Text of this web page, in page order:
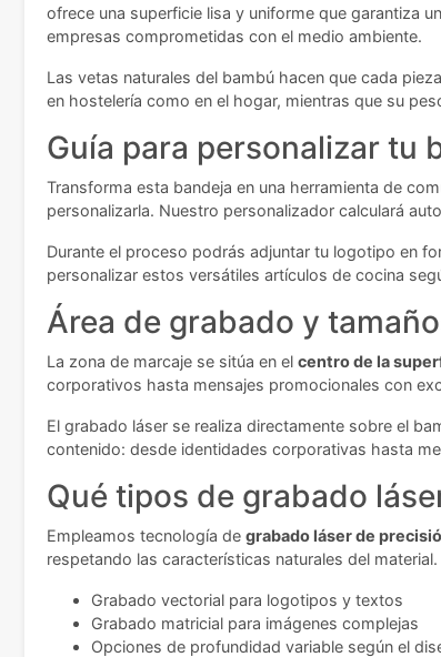
ofrece una superficie lisa y uniforme que garantiza
empresas comprometidas con el medio ambiente.
Las vetas naturales del bambú hacen que cada
en hostelería como en el hogar, mientras que su
Guía para personalizar tu
Transforma esta bandeja en una herramienta de
personalizarla. Nuestro personalizador calculará
Durante el proceso podrás adjuntar tu logotipo en
personalizar estos versátiles artículos de cocina
Área de grabado y
La zona de marcaje se sitúa en el centro de la
corporativos hasta mensajes promocionales con
El grabado láser se realiza directamente sobre el
contenido: desde identidades corporativas hasta
Qué tipos de grabado
Empleamos tecnología de grabado láser de
respetando las características naturales del material.
Grabado vectorial para logotipos y textos
Grabado matricial para imágenes complejas
Opciones de profundidad variable según el